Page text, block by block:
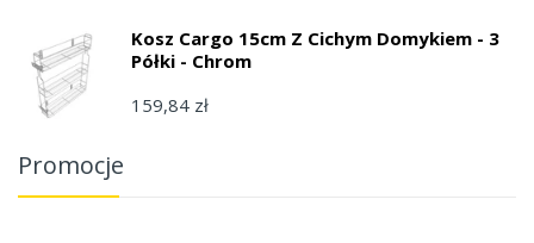
Kosz Cargo 15cm Z Cichym Domykiem - 3
Półki - Chrom
159,84 zł
Promocje